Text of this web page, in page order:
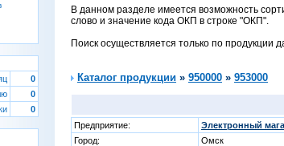
0
0
0
В данном разделе имеется возможность
слово и значение кода ОКП в строке "ОКП".
Поиск осуществляется только по продукции
Каталог продукции » 950000 » 953000
Предприятие:
Электронный
Город:
Омск